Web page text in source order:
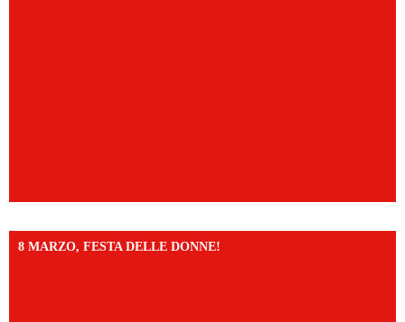
8 MARZO, FESTA DELLE DONNE!